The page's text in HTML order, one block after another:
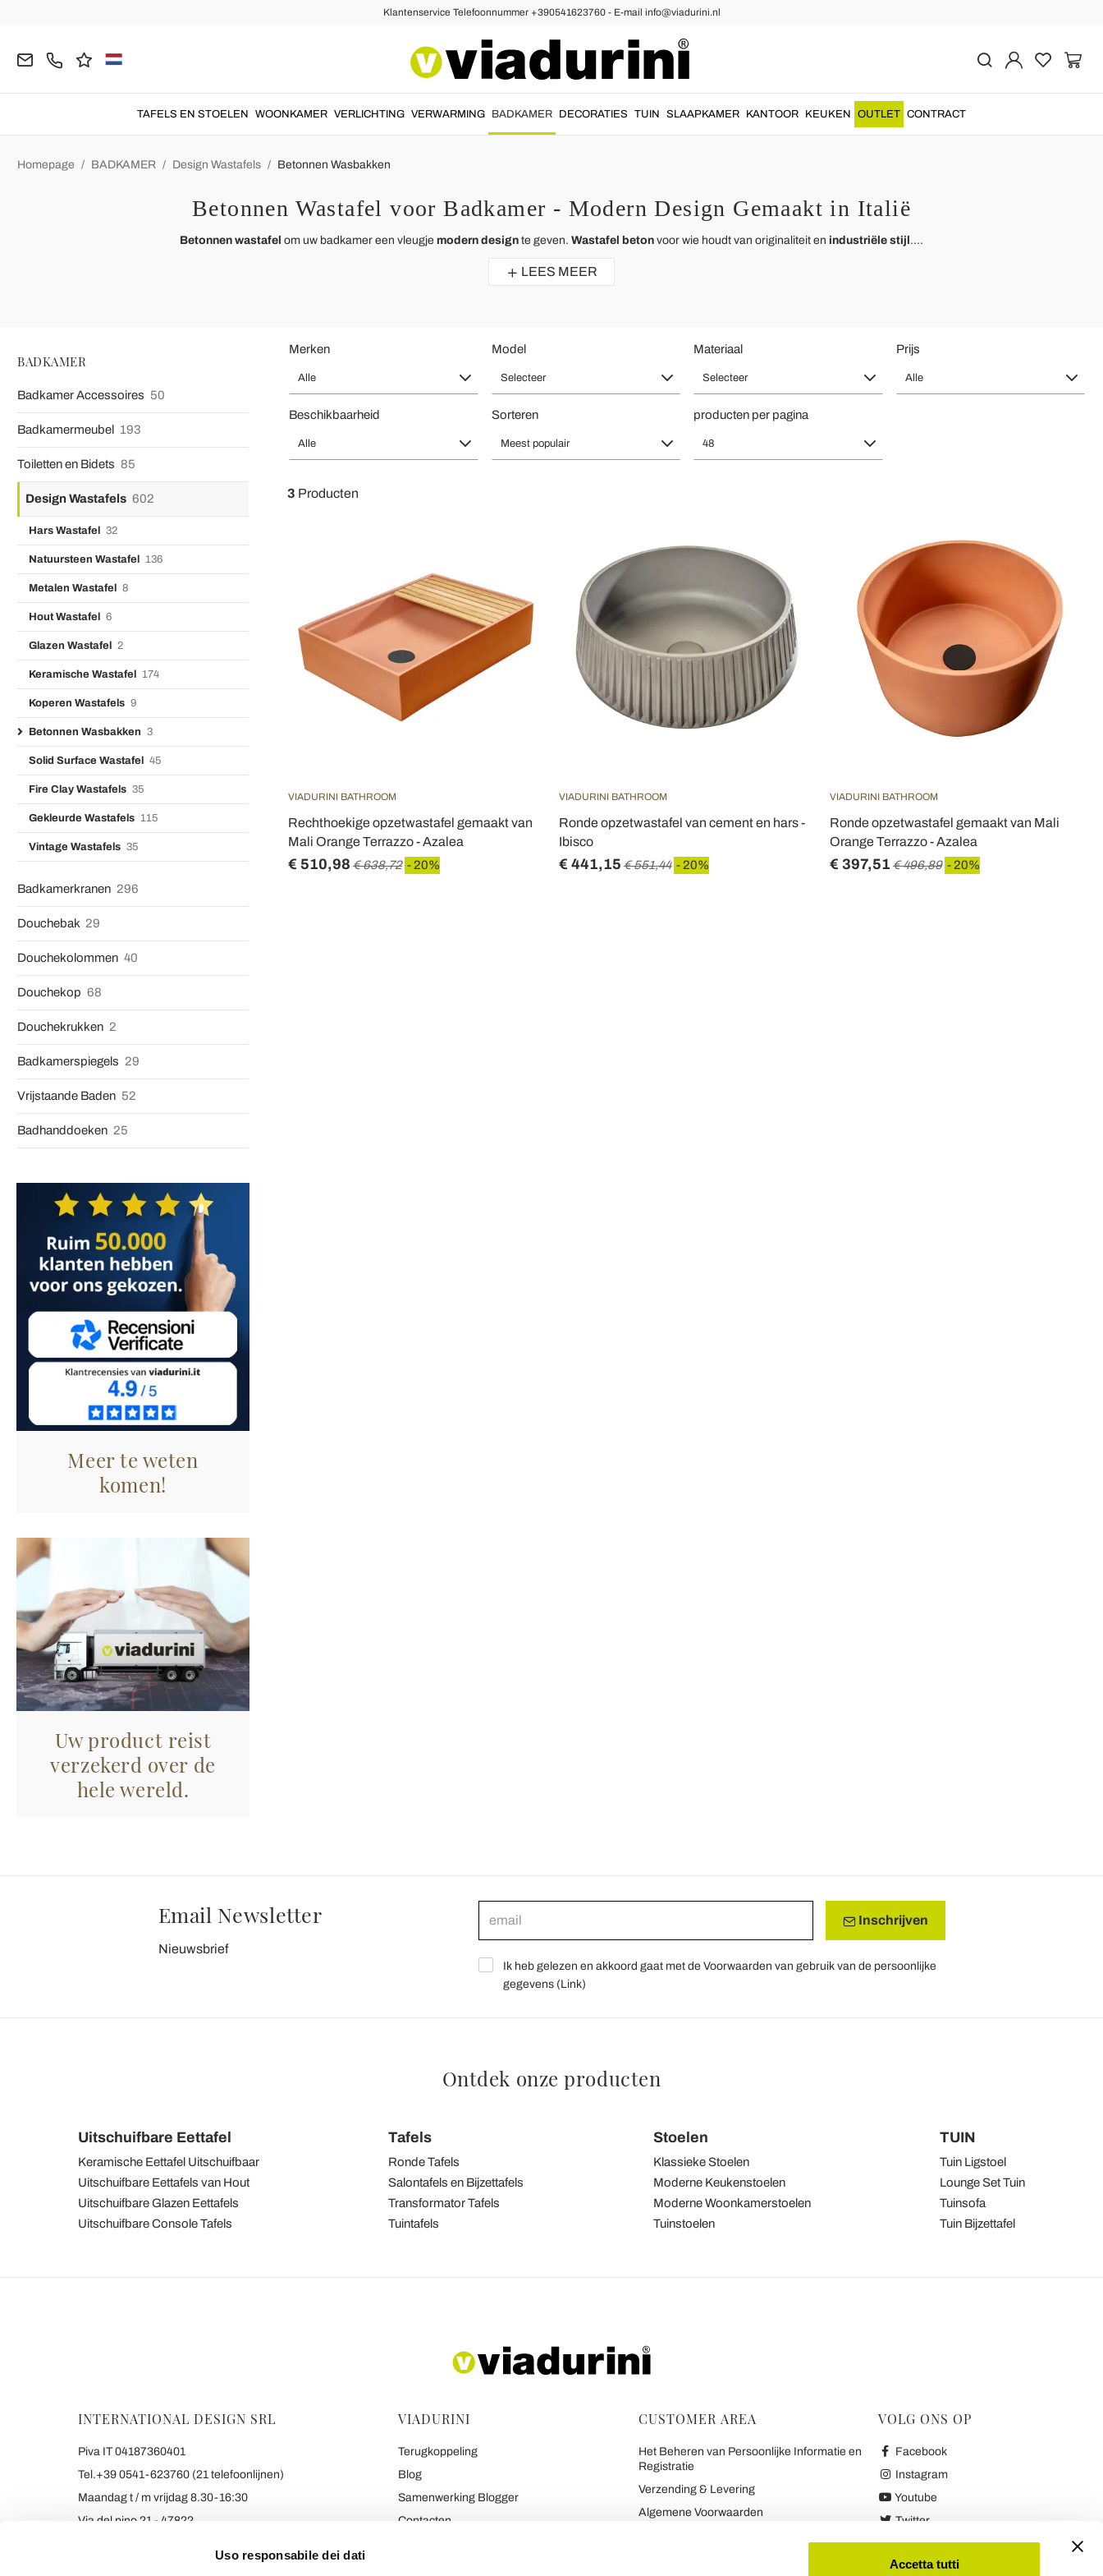
Uso responsabile dei dati
Accetta tutti
Klantenservice Telefoonnummer +390541623760 - E-mail info@viadurini.nl
TAFELS EN STOELEN WOONKAMER VERLICHTING VERWARMING BADKAMER DECORATIES TUIN SLAAPKAMER KANTOOR KEUKEN OUTLET CONTRACT
Homepage BADKAMER Design Wastafels Betonnen Wasbakken
Betonnen Wastafel voor Badkamer - Modern Design Gemaakt in Italië
Betonnen wastafel om uw badkamer een vleugje modern design te geven. Wastafel beton voor wie houdt van originaliteit en industriële stijl ....
LEES MEER
BADKAMER
Badkamer Accessoires 50
Badkamermeubel 193
Toiletten en Bidets 85
Design Wastafels 602
Hars Wastafel 32
Natuursteen Wastafel 136
Metalen Wastafel 8
Hout Wastafel 6
Glazen Wastafel 2
Keramische Wastafel 174
Koperen Wastafels 9
Betonnen Wasbakken 3
Solid Surface Wastafel 45
Fire Clay Wastafels 35
Gekleurde Wastafels 115
Vintage Wastafels 35
Badkamerkranen 296
Douchebak 29
Douchekolommen 40
Douchekop 68
Douchekrukken 2
Badkamerspiegels 29
Vrijstaande Baden 52
Badhanddoeken 25
Meer te weten
komen!
Uw product reist
verzekerd over de
hele wereld.
Merken
Alle
Model
Selecteer
Materiaal
Selecteer
Prijs
Alle
Beschikbaarheid
Alle
Sorteren
Meest populair
producten per pagina
48
3 Producten
VIADURINI BATHROOM
Rechthoekige opzetwastafel gemaakt van
Mali Orange Terrazzo - Azalea
€ 510,98 € 638,72 - 20%
VIADURINI BATHROOM
Ronde opzetwastafel van cement en hars -
Ibisco
€ 441,15 € 551,44 - 20%
VIADURINI BATHROOM
Ronde opzetwastafel gemaakt van Mali
Orange Terrazzo - Azalea
€ 397,51 € 496,89 - 20%
Email Newsletter
Nieuwsbrief
Inschrijven
Ik heb gelezen en akkoord gaat met de Voorwaarden van gebruik van de persoonlijke
gegevens (Link)
Ontdek onze producten
Uitschuifbare Eettafel
Keramische Eettafel Uitschuifbaar
Uitschuifbare Eettafels van Hout
Uitschuifbare Glazen Eettafels
Uitschuifbare Console Tafels
Tafels
Ronde Tafels
Salontafels en Bijzettafels
Transformator Tafels
Tuintafels
Stoelen
Klassieke Stoelen
Moderne Keukenstoelen
Moderne Woonkamerstoelen
Tuinstoelen
TUIN
Tuin Ligstoel
Lounge Set Tuin
Tuinsofa
Tuin Bijzettafel
INTERNATIONAL DESIGN SRL
Piva IT 04187360401
Tel.+39 0541-623760 (21 telefoonlijnen)
Maandag t / m vrijdag 8.30-16:30
Via del pino 21 - 47822
VIADURINI
Terugkoppeling
Blog
Samenwerking Blogger
Contacten
CUSTOMER AREA
Het Beheren van Persoonlijke Informatie en
Registratie
Verzending & Levering
Algemene Voorwaarden
VOLG ONS OP
Facebook
Instagram
Youtube
Twitter